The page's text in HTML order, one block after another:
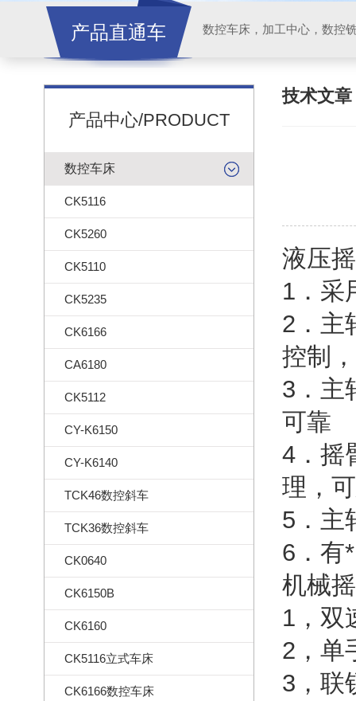
产品直通车
产品中心/PRODUCT
数控车床
CK5116
CK5260
CK5110
CK5235
CK6166
CA6180
CK5112
CY-K6150
CY-K6140
TCK46数控斜车
TCK36数控斜车
CK0640
CK6150B
CK6160
CK5116立式车床
CK6166数控车床
技术文章
液压
1．
2．主
控制
3．主
可靠
4．摇
理，
5．主
6．有
机械
1，双
2，单
3，联